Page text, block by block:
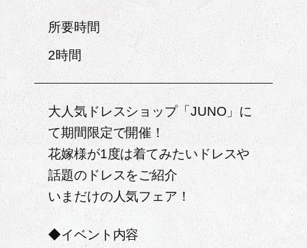
所要時間
2時間
大人気ドレスショップ「JUNO」に
て期間限定で開催！
花嫁様が1度は着てみたいドレスや
話題のドレスをご紹介
いまだけの人気フェア！
◆イベント内容